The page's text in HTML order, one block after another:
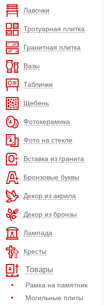
Лавочки
Тротуарная плитка
Гранитная плитка
Вазы
Таблички
Щебень
Фотокерамика
Фото на стекле
Вставка из гранита
Бронзовые буквы
Декор из акрила
Декор из бронзы
Лампада
Кресты
Товары
Рамка на памятник
Могильные плиты